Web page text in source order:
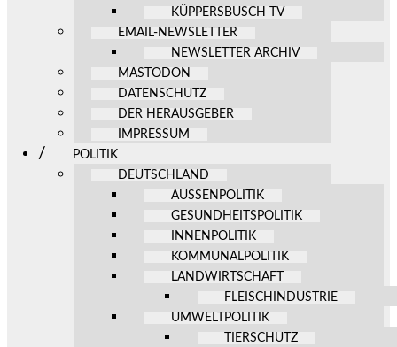
KÜPPERSBUSCH TV
EMAIL-NEWSLETTER
NEWSLETTER ARCHIV
MASTODON
DATENSCHUTZ
DER HERAUSGEBER
IMPRESSUM
POLITIK
DEUTSCHLAND
AUSSENPOLITIK
GESUNDHEITSPOLITIK
INNENPOLITIK
KOMMUNALPOLITIK
LANDWIRTSCHAFT
FLEISCHINDUSTRIE
UMWELTPOLITIK
TIERSCHUTZ